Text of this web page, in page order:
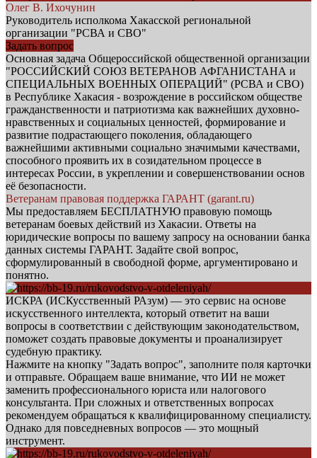
Олег В. Ихочунин
Руководитель исполкома Хакасской региональной
организации "РСВА и СВО"
Задать вопрос
Основная задача Общероссийской общественной организации
"РОССИЙСКИЙ СОЮЗ ВЕТЕРАНОВ АФГАНИСТАНА и
СПЕЦИАЛЬНЫХ ВОЕННЫХ ОПЕРАЦИЙ" (РСВА и СВО)
в Республике Хакасия - возрождение в российском обществе
гражданственности и патриотизма как важнейших духовно-
нравственных и социальных ценностей, формирование и
развитие подрастающего поколения, обладающего
важнейшими активными социально значимыми качествами,
способного проявить их в созидательном процессе в
интересах России, в укреплении и совершенствовании основ
её безопасности.
Ветеранам правовая поддержка ГАРАНТ (garant.ru)
Мы предоставляем БЕСПЛАТНУЮ правовую помощь
ветеранам боевых действий из Хакасии. Ответы на
юридические вопросы по вашему запросу на основании банка
данных системы ГАРАНТ. Задайте свой вопрос,
сформулированный в свободной форме, аргументировано и
понятно.
ИСКРА (ИСКусственный РАзум) — это сервис на основе
искусственного интеллекта, который ответит на ваши
вопросы в соответствии с действующим законодательством,
поможет создать правовые документы и проанализирует
судебную практику.
Нажмите на кнопку "Задать вопрос", заполните поля карточки
и отправьте. Обращаем ваше внимание, что ИИ не может
заменить профессионального юриста или налогового
консультанта. При сложных и ответственных вопросах
рекомендуем обращаться к квалифицированному специалисту.
Однако для повседневных вопросов — это мощный
инструмент.